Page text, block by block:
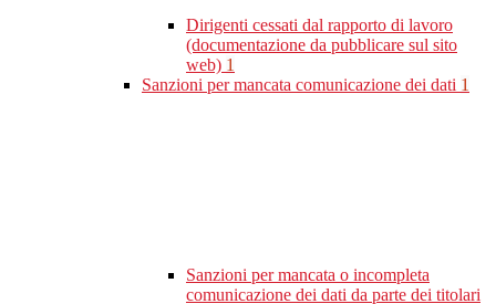
Dirigenti cessati dal rapporto di lavoro
(documentazione da pubblicare sul sito
web) 1
Sanzioni per mancata comunicazione dei dati 1
Sanzioni per mancata o incompleta
comunicazione dei dati da parte dei titolari